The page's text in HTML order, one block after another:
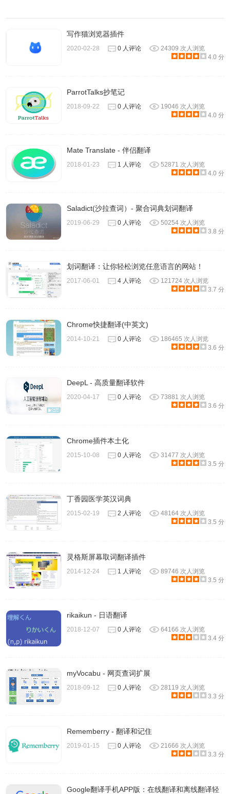
写作猫浏览器插件
2020-02-28 0 人评论
24309 次人浏览
4.0 分
ParrotTalks抄笔记
2018-09-22 0 人评论
19046 次人浏览
4.0 分
Mate Translate - 伴侣翻译
2018-01-23 1 人评论
52871 次人浏览
4.0 分
Saladict(沙拉查词）- 聚合词典划词翻译
2019-06-29 0 人评论
50254 次人浏览
3.8 分
划词翻译：让你轻松浏览任意语言的网站！
2017-06-01 4 人评论
121724 次人浏览
3.7 分
Chrome快捷翻译(中英文)
2014-10-21 0 人评论
186465 次人浏览
3.6 分
DeepL - 高质量翻译软件
2020-04-17 0 人评论
73881 次人浏览
3.6 分
Chrome插件本土化
2015-10-08 0 人评论
31477 次人浏览
3.5 分
丁香园医学英汉词典
2015-02-19 2 人评论
48164 次人浏览
3.5 分
灵格斯屏幕取词翻译插件
2014-12-24 1 人评论
89746 次人浏览
3.5 分
rikaikun - 日语翻译
2018-12-07 0 人评论
64166 次人浏览
3.4 分
myVocabu - 网页查词扩展
2018-09-12 0 人评论
28119 次人浏览
3.3 分
Rememberry - 翻译和记住
2019-01-15 0 人评论
21666 次人浏览
3.3 分
Google翻译手机APP版：在线翻译和离线翻译轻